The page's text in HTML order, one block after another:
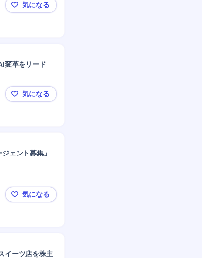
攻めるCFOとして組織を変革◤リヴァンプ◢経
気になる
変革をリード
🌟OpenAI×SoftBankのJV/年収～5000万円🌟日
気になる
ェント募集」
「年収1,000万円超のハイクラス転職支援｜新規
気になる
イーツ店を株主